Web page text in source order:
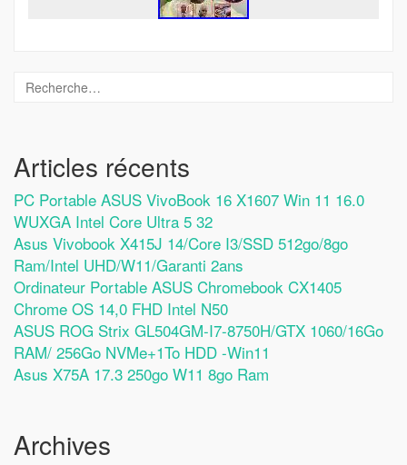
Articles récents
PC Portable ASUS VivoBook 16 X1607 Win 11 16.0
WUXGA Intel Core Ultra 5 32
Asus Vivobook X415J 14/Core I3/SSD 512go/8go
Ram/Intel UHD/W11/Garanti 2ans
Ordinateur Portable ASUS Chromebook CX1405
Chrome OS 14,0 FHD Intel N50
ASUS ROG Strix GL504GM-I7-8750H/GTX 1060/16Go
RAM/ 256Go NVMe+1To HDD -Win11
Asus X75A 17.3 250go W11 8go Ram
Archives